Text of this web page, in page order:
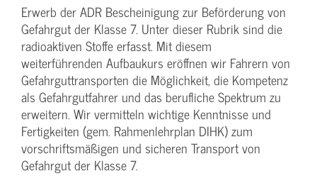
Erwerb der ADR Bescheinigung zur Beförderung von
Gefahrgut der Klasse 7. Unter dieser Rubrik sind die
radioaktiven Stoffe erfasst. Mit diesem
weiterführenden Aufbaukurs eröffnen wir Fahrern von
Gefahrguttransporten die Möglichkeit, die Kompetenz
als Gefahrgutfahrer und das berufliche Spektrum zu
erweitern. Wir vermitteln wichtige Kenntnisse und
Fertigkeiten (gem. Rahmenlehrplan DIHK) zum
vorschriftsmäßigen und sicheren Transport von
Gefahrgut der Klasse 7.